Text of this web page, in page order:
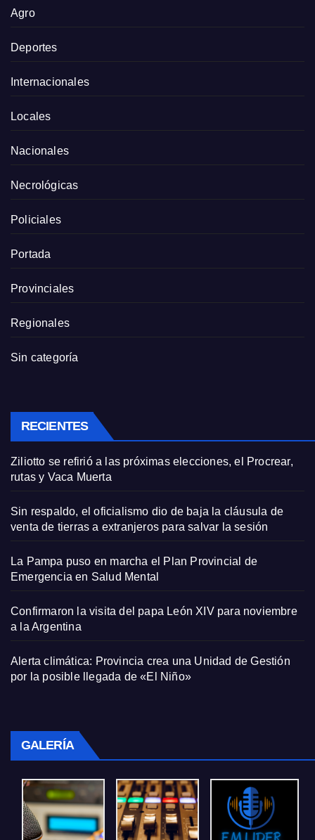
Agro
Deportes
Internacionales
Locales
Nacionales
Necrológicas
Policiales
Portada
Provinciales
Regionales
Sin categoría
RECIENTES
Ziliotto se refirió a las próximas elecciones, el Procrear,
rutas y Vaca Muerta
Sin respaldo, el oficialismo dio de baja la cláusula de
venta de tierras a extranjeros para salvar la sesión
La Pampa puso en marcha el Plan Provincial de
Emergencia en Salud Mental
Confirmaron la visita del papa León XIV para noviembre
a la Argentina
Alerta climática: Provincia crea una Unidad de Gestión
por la posible llegada de «El Niño»
GALERÍA